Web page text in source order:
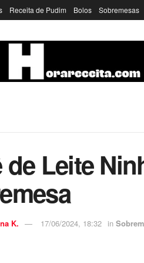
Receita de Pudim Bolos Sobremesas
de Leite
K. 17/06/2024, 18:32 in